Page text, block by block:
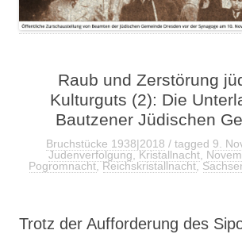
Raub und Zerstörung
Kulturguts (2): Die
Bautzener Jüdischen
Bruchstücke 1938|2018 / tagged 9.
Judenverfolgung,Kristallnacht,
Pogromnacht,Reichskristallnacht,
Trotz der Aufforderung des